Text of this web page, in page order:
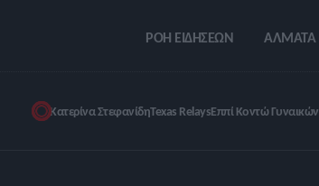
ΡΟΗ ΕΙΔΗΣΕΩΝ ΑΛΜΑΤΑ
Κατερίνα ΣτεφανίδηTexas RelaysΕππί Κοντώ Γυναικών